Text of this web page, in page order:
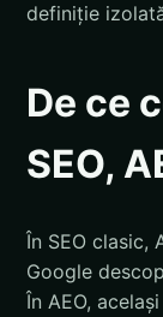
definiție
De ce
SEO,
În SEO clasic,
Google
În AEO,